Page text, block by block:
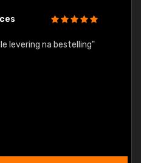
levering na bestelling"